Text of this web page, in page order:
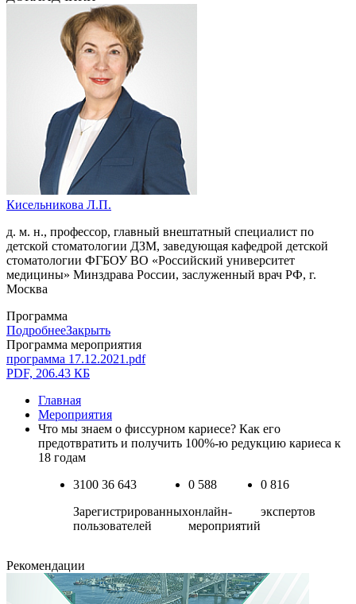
Кисельникова Л.П.
д. м. н., профессор, главный внештатный специалист по
детской стоматологии ДЗМ, заведующая кафедрой детской
стоматологии ФГБОУ ВО «Российский университет
медицины» Минздрава России, заслуженный врач РФ, г.
Москва
Программа
ПодробнееЗакрыть
Программа мероприятия
программа 17.12.2021.pdf
PDF, 206.43 КБ
Главная
Мероприятия
Что мы знаем о фиссурном кариесе? Как его
предотвратить и получить 100%-ю редукцию кариеса к
18 годам
3100 36 643
Зарегистрированных
пользователей
0 588
онлайн-
мероприятий
0 816
экспертов
Рекомендации